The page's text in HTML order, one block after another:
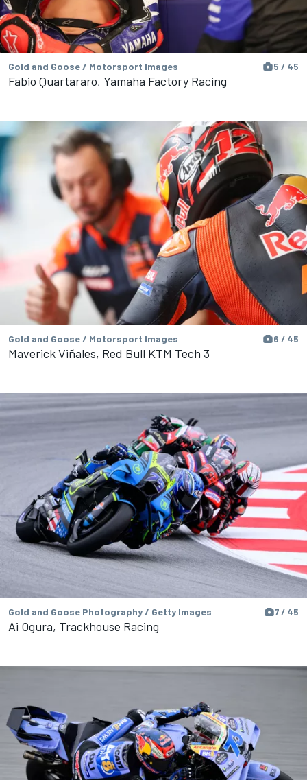
Gold and Goose / Motorsport Images 5 / 45
Fabio Quartararo, Yamaha Factory Racing
Gold and Goose / Motorsport Images 6 / 45
Maverick Viñales, Red Bull KTM Tech 3
Gold and Goose Photography / Getty Images 7 / 45
Ai Ogura, Trackhouse Racing